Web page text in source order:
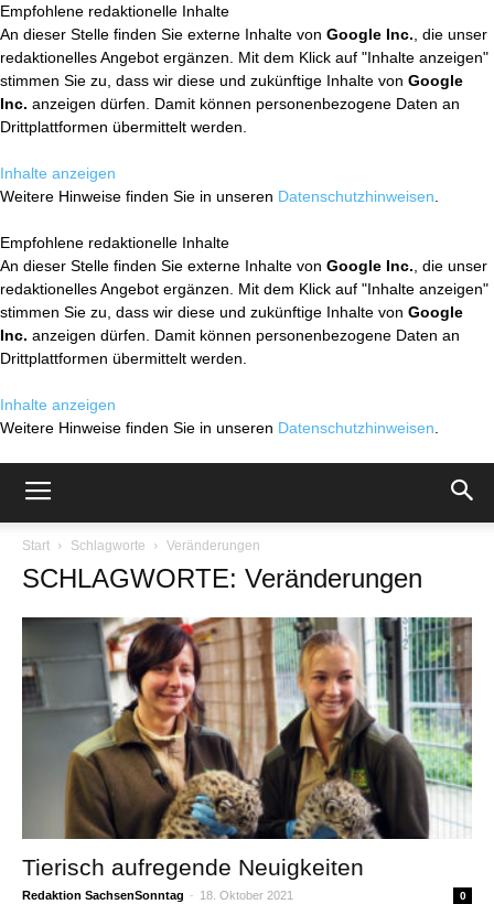
Empfohlene redaktionelle Inhalte
An dieser Stelle finden Sie externe Inhalte von Google Inc. , die unser
redaktionelles Angebot ergänzen. Mit dem Klick auf "Inhalte anzeigen"
stimmen Sie zu, dass wir diese und zukünftige Inhalte von Google
Inc. anzeigen dürfen. Damit können personenbezogene Daten an
Drittplattformen übermittelt werden.
Inhalte anzeigen
Weitere Hinweise finden Sie in unseren Datenschutzhinweisen
Empfohlene redaktionelle Inhalte
An dieser Stelle finden Sie externe Inhalte von Google Inc. , die unser
redaktionelles Angebot ergänzen. Mit dem Klick auf "Inhalte anzeigen"
stimmen Sie zu, dass wir diese und zukünftige Inhalte von Google
Inc. anzeigen dürfen. Damit können personenbezogene Daten an
Drittplattformen übermittelt werden.
Inhalte anzeigen
Weitere Hinweise finden Sie in unseren Datenschutzhinweisen
Start Schlagworte Veränderungen
SCHLAGWORTE: Veränderungen
Tierisch aufregende Neuigkeiten
Redaktion SachsenSonntag - 18. Oktober 2021 0